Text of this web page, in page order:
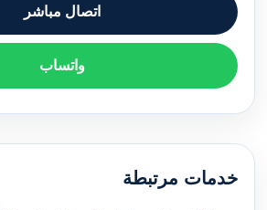
اتصال مباشر
واتساب
خدمات مرتبطة